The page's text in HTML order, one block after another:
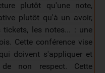
plutôt qu'une note,
plutôt qu'à un avoir,
les notes... : une
Cette conférence vise
doivent s'appliquer et
non respect. Cette